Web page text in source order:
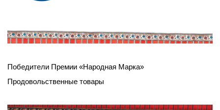
Победители Премии «Народная Марка»
Продовольственные товары